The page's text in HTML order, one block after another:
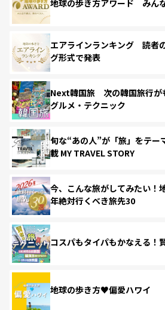
地球の歩き方アワード みん
エアラインランキング 読者
グ形式で発表
Next韓国旅 次の韓国旅行が
グルメ・テクニック
旬な“あの人”が「旅」をテー
載 MY TRAVEL STORY
今、こんな旅がしてみたい！
年絶対行くべき旅先30
コスパもタイパもかなえる！
地球の歩き方♥偏愛ハワイ